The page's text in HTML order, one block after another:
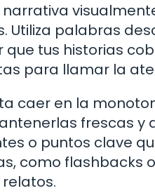
narrativa
Utiliza palabras
tus historias
para llamar la
caer en la
frescas y
o puntos clave
como flashbacks